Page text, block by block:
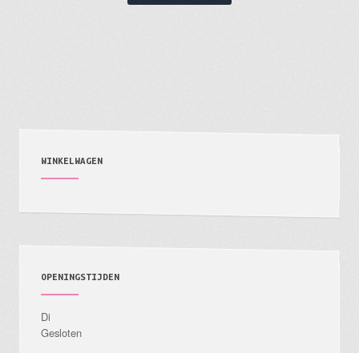
WINKELWAGEN
OPENINGSTIJDEN
Di
Gesloten